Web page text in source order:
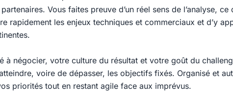
Vous faites preuve d’un réel sens de l’analyse,
rapidement les enjeux techniques et commerciaux et d’y
à négocier, votre culture du résultat et votre goût du
voire de dépasser, les objectifs fixés. Organisé et
priorités tout en restant agile face aux imprévus.